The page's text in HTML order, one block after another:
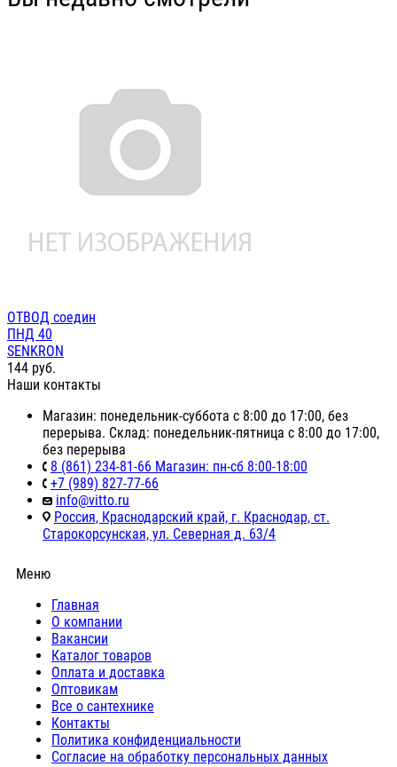
ОТВОД соедин
ПНД 40
SENKRON
144 руб.
Наши контакты
Магазин: понедельник-суббота с 8:00 до 17:00, без
перерыва. Склад: понедельник-пятница с 8:00 до 17:00,
без перерыва
8 (861) 234-81-66 Магазин: пн-сб 8:00-18:00
+7 (989) 827-77-66
info@vitto.ru
Россия, Краснодарский край, г. Краснодар, ст.
Старокорсунская, ул. Северная д. 63/4
Меню
Главная
О компании
Вакансии
Каталог товаров
Оплата и доставка
Оптовикам
Все о сантехнике
Контакты
Политика конфиденциальности
Согласие на обработку персональных данных